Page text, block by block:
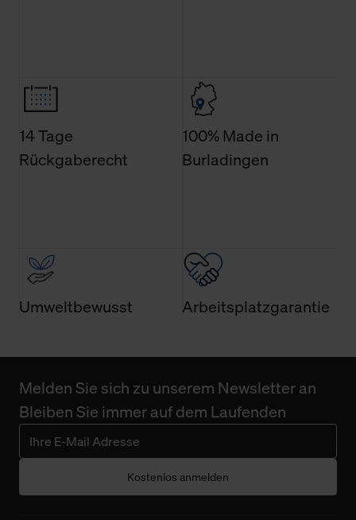
finden Sie in unserer Datenschutzerklärung.
14 Tage
Rückgaberecht
100% Made in
Burladingen
Umweltbewusst Arbeitsplatzgarantie
Melden Sie sich zu unserem Newsletter an
Bleiben Sie immer auf dem Laufenden
Kostenlos anmelden